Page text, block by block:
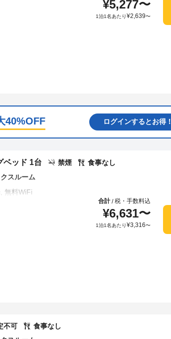
¥5,277〜
1泊1名あたり¥2,639〜
40%OFF ログインするとお得！
スルーム
禁煙 食事なし
ベッド 1台
合計/税・手数料込
¥6,631〜
1泊1名あたり¥3,316〜
不可 食事なし